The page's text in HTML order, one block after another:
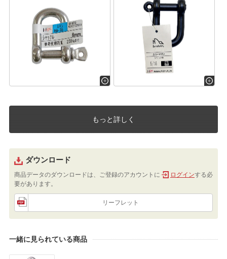
もっと詳しく
ダウンロード
商品データのダウンロードは、ご登録のアカウントに ログインする必
要があります。
リーフレット
一緒に見られている商品